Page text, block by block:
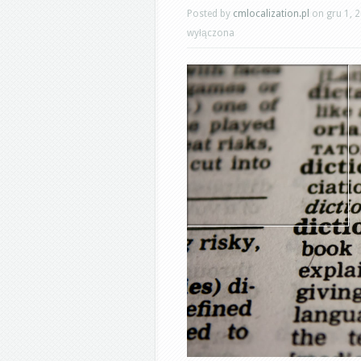
Posted by cmlocalization.pl on gru 1,
wyłączona